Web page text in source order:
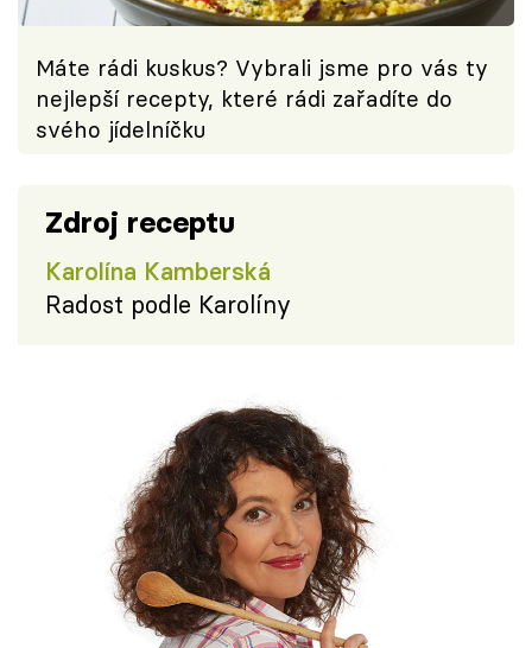
Máte rádi kuskus? Vybrali jsme pro vás ty
nejlepší recepty, které rádi zařadíte do
svého jídelníčku
Zdroj receptu
Karolína Kamberská
Radost podle Karolíny